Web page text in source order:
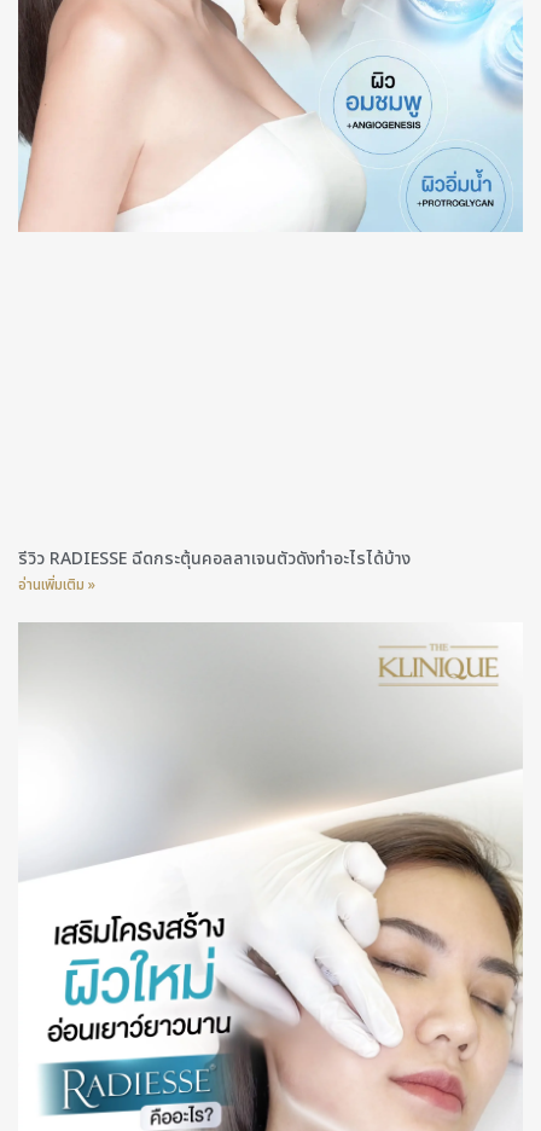
รีวิว RADIESSE ฉีดกระตุ้นคอลลาเจนตัวดังทำอะไรได้บ้าง
อ่านเพิ่มเติม »